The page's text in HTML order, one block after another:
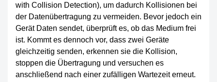
with Collision Detection), um dadurch Kollisionen bei
der Datenübertragung zu vermeiden. Bevor jedoch ein
Gerät Daten sendet, überprüft es, ob das Medium frei
ist. Kommt es dennoch vor, dass zwei Geräte
gleichzeitig senden, erkennen sie die Kollision,
stoppen die Übertragung und versuchen es
anschließend nach einer zufälligen Wartezeit erneut.